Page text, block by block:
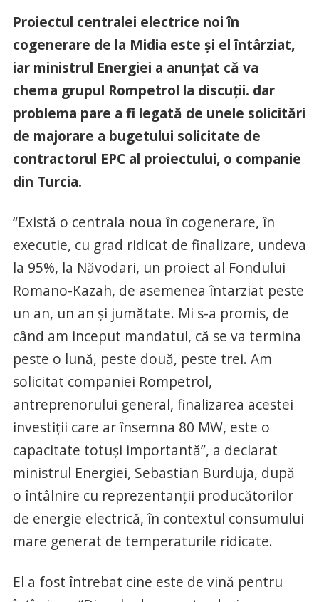
Proiectul centralei electrice noi în
cogenerare de la Midia este și el întârziat,
iar ministrul Energiei a anunțat că va
chema grupul Rompetrol la discuții. dar
problema pare a fi legată de unele solicitări
de majorare a bugetului solicitate de
contractorul EPC al proiectului, o companie
din Turcia.
“Există o centrala noua în cogenerare, în
executie, cu grad ridicat de finalizare, undeva
la 95%, la Năvodari, un proiect al Fondului
Romano-Kazah, de asemenea întarziat peste
un an, un an și jumătate. Mi s-a promis, de
când am inceput mandatul, că se va termina
peste o lună, peste două, peste trei. Am
solicitat companiei Rompetrol,
antreprenorului general, finalizarea acestei
investiții care ar însemna 80 MW, este o
capacitate totuși importantă”, a declarat
ministrul Energiei, Sebastian Burduja, după
o întâlnire cu reprezentanții producătorilor
de energie electrică, în contextul consumului
mare generat de temperaturile ridicate.
El a fost întrebat cine este de vină pentru